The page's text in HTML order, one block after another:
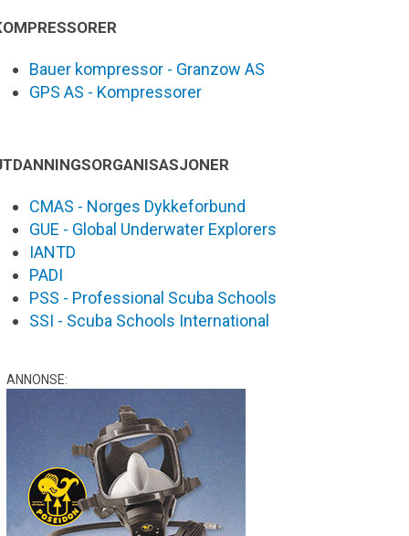
Bauer kompressor - Granzow AS
GPS AS - Kompressorer
CMAS - Norges Dykkeforbund
GUE - Global Underwater Explorers
IANTD
PADI
PSS - Professional Scuba Schools
SSI - Scuba Schools International
ANNONSE: